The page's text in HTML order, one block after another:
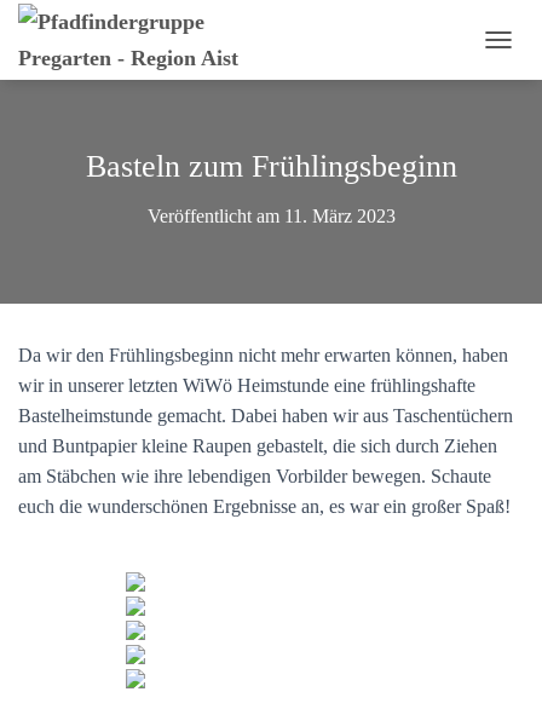
A
C
L
Basteln zum Frühlingsbeginn
Veröffentlicht am 11. März 2023
Da wir den Frühlingsbeginn nicht mehr erwarten können, haben
wir in unserer letzten WiWö Heimstunde eine frühlingshafte
Bastelheimstunde gemacht. Dabei haben wir aus Taschentüchern
und Buntpapier kleine Raupen gebastelt, die sich durch Ziehen
am Stäbchen wie ihre lebendigen Vorbilder bewegen. Schaute
euch die wunderschönen Ergebnisse an, es war ein großer Spaß!